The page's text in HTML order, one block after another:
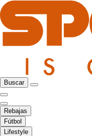
Buscar
Rebajas
Fútbol
Lifestyle